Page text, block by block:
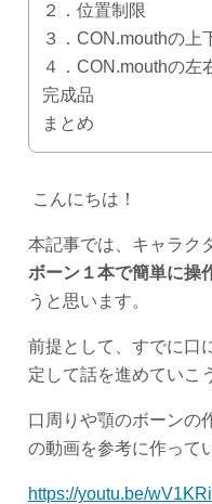
２．位置制限
３．CON.mouthの上
４．CON.mouthの左
完成品
まとめ
こんにちは！
本記事では、キャラク
ボーン１本で簡単に操
うと思います。
前提として、すでに口
定して話を進めていこ
口周りや顎のボーンの
の動画を参考に作って
https://youtu.be/